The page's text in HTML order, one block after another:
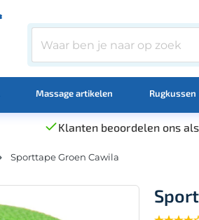
Massage artikelen Rugkussen
Klanten beoordelen ons als
Sporttape Groen Cawila